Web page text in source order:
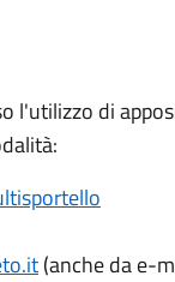
l'utilizzo di
(anche da e-